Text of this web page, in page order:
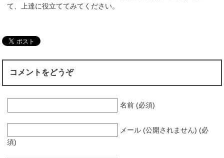
て、上達に役立ててみてください。
コメントをどうぞ
名前 (必須)
メール (公開されません) (必
須)